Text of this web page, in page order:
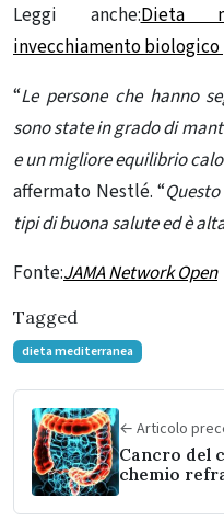
Leggi anche:Dieta
invecchiamento
“Le persone che hanno
sono state in grado di
e un migliore equilibrio
affermato Nestlé. “
tipi di buona salute ed è
Fonte:JAMA Network Open
Tagged
dieta mediterranea
← Articolo
Cancro del
chemio